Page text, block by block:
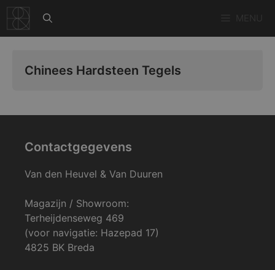
naar
de
Chinees Hardsteen Tegels
Contactgegevens
Van den Heuvel & Van Duuren
Magazijn / Showroom:
Terheijdenseweg 469
(voor navigatie: Hazepad 17)
4825 BK Breda